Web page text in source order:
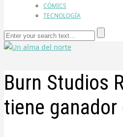
CÓMICS
TECNOLOGÍA
Burn Studios
tiene ganador